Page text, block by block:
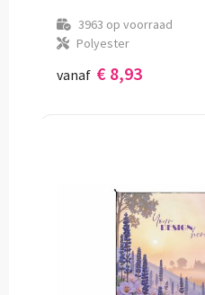
3963 op voorraad
Polyester
vanaf € 8,93